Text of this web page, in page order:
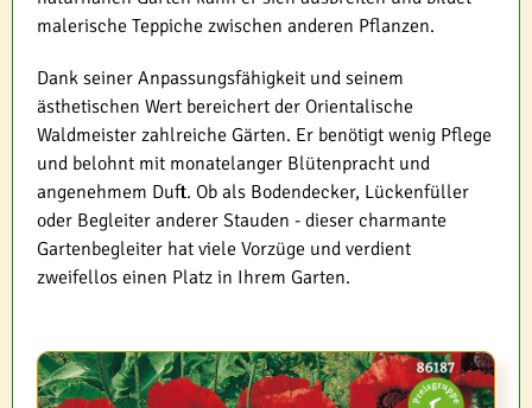
malerische Teppiche zwischen anderen Pflanzen.
Dank seiner Anpassungsfähigkeit und seinem
ästhetischen Wert bereichert der Orientalische
Waldmeister zahlreiche Gärten. Er benötigt wenig Pflege
und belohnt mit monatelanger Blütenpracht und
angenehmem Duft. Ob als Bodendecker, Lückenfüller
oder Begleiter anderer Stauden - dieser charmante
Gartenbegleiter hat viele Vorzüge und verdient
zweifellos einen Platz in Ihrem Garten.